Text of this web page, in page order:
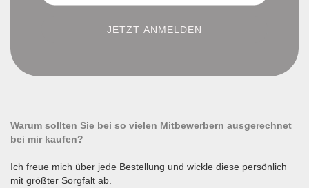
Warum sollten Sie bei so vielen Mitbewerbern ausgerechnet
bei mir kaufen?
Ich freue mich über jede Bestellung und wickle diese persönlich
mit größter Sorgfalt ab.